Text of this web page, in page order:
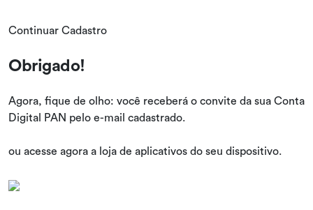
Continuar Cadastro
Obrigado!
Agora, fique de olho: você receberá o convite da sua Conta
Digital PAN pelo e-mail cadastrado.
ou acesse agora a loja de aplicativos do seu dispositivo.